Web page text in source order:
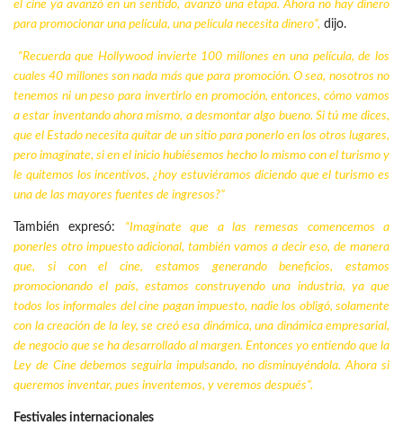
el cine ya avanzó en un sentido, avanzó una etapa. Ahora no hay dinero
para promocionar una película, una película necesita dinero”, dijo.
“Recuerda que Hollywood invierte 100 millones en una película, de los
cuales 40 millones son nada más que para promoción. O sea, nosotros no
tenemos ni un peso para invertirlo en promoción, entonces, cómo vamos
a estar inventando ahora mismo, a desmontar algo bueno. Si tú me dices,
que el Estado necesita quitar de un sitio para ponerlo en los otros lugares,
pero imagínate, si en el inicio hubiésemos hecho lo mismo con el turismo y
le quitemos los incentivos, ¿hoy estuviéramos diciendo que el turismo es
una de las mayores fuentes de ingresos?”
También expresó: “Imagínate que a las remesas comencemos a
ponerles otro impuesto adicional, también vamos a decir eso, de manera
que, si con el cine, estamos generando beneficios, estamos
promocionando el país, estamos construyendo una industria, ya que
todos los informales del cine pagan impuesto, nadie los obligó, solamente
con la creación de la ley, se creó esa dinámica, una dinámica empresarial,
de negocio que se ha desarrollado al margen. Entonces yo entiendo que la
Ley de Cine debemos seguirla impulsando, no disminuyéndola. Ahora si
queremos inventar, pues inventemos, y veremos después”.
Festivales internacionales